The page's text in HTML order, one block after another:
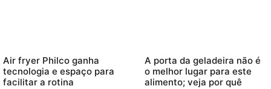
Air fryer Philco ganha
tecnologia e espaço para
facilitar a rotina
A porta da geladeira não é
o melhor lugar para este
alimento; veja por quê